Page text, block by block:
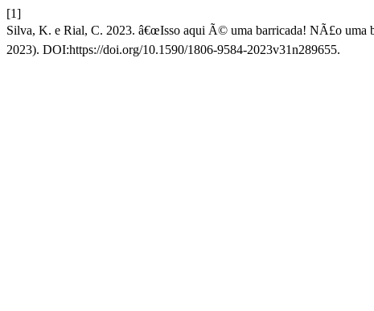
[1]
Silva, K. e Rial, C. 2023. â€œIsso aqui Ã© uma barricada! NÃ£o uma
2023). DOI:https://doi.org/10.1590/1806-9584-2023v31n289655.